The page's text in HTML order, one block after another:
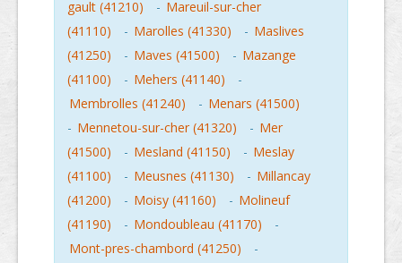
gault (41210) - Mareuil-sur-cher
(41110)
- Marolles (41330) - Maslives
(41250)
- Maves (41500) - Mazange
(41100)
- Mehers (41140)
-
Membrolles (41240)
- Menars (41500)
- Mennetou-sur-cher (41320) - Mer
(41500)
- Mesland (41150) - Meslay
(41100)
- Meusnes (41130) - Millancay
(41200)
- Moisy (41160) - Molineuf
(41190)
- Mondoubleau (41170)
-
Mont-pres-chambord (41250)
-